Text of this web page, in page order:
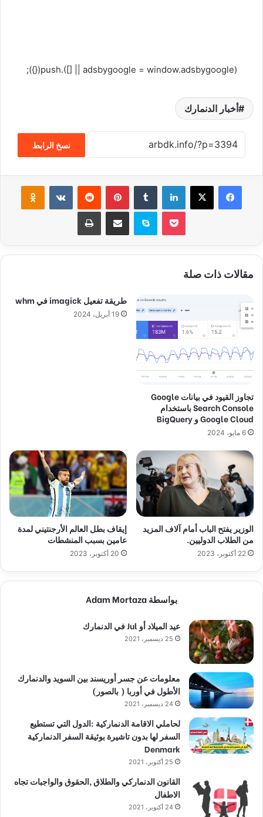
(adsbygoogle = window.adsbygoogle || []).push({});
أخبار الدنمارك
نسخ الرابط
فيسبوك لينكدإن بينتيريست
سكايب
مقالات ذات صلة
تجاوز القيود في بيانات Google
Search Console باستخدام
Google Cloud و BigQuery
6 مايو، 2024
طريقة تفعيل imagick في whm
19 أبريل، 2024
الوزير يفتح الباب أمام آلاف المزيد
من الطلاب الدوليين.
22 أكتوبر، 2023
إيقاف بطل العالم الأرجنتيني لمدة
عامين بسبب المنشطات
20 أكتوبر، 2023
بواسطة Adam Mortaza
عيد الميلاد أو Jul في الدنمارك
25 ديسمبر، 2021
معلومات عن جسر أوريسند بين السويد والدنمارك
الأطول في أوربا ( بالصور)
24 ديسمبر، 2021
لحاملي الاقامة الدنماركية :الدول التي تستطيع
السفر لها بدون تاشيرة بوثيقة السفر الدنماركية
Denmark
25 أكتوبر، 2021
القانون الدنماركي والطلاق ,الحقوق والواجبات تجاه
الاطفال
24 أكتوبر، 2021